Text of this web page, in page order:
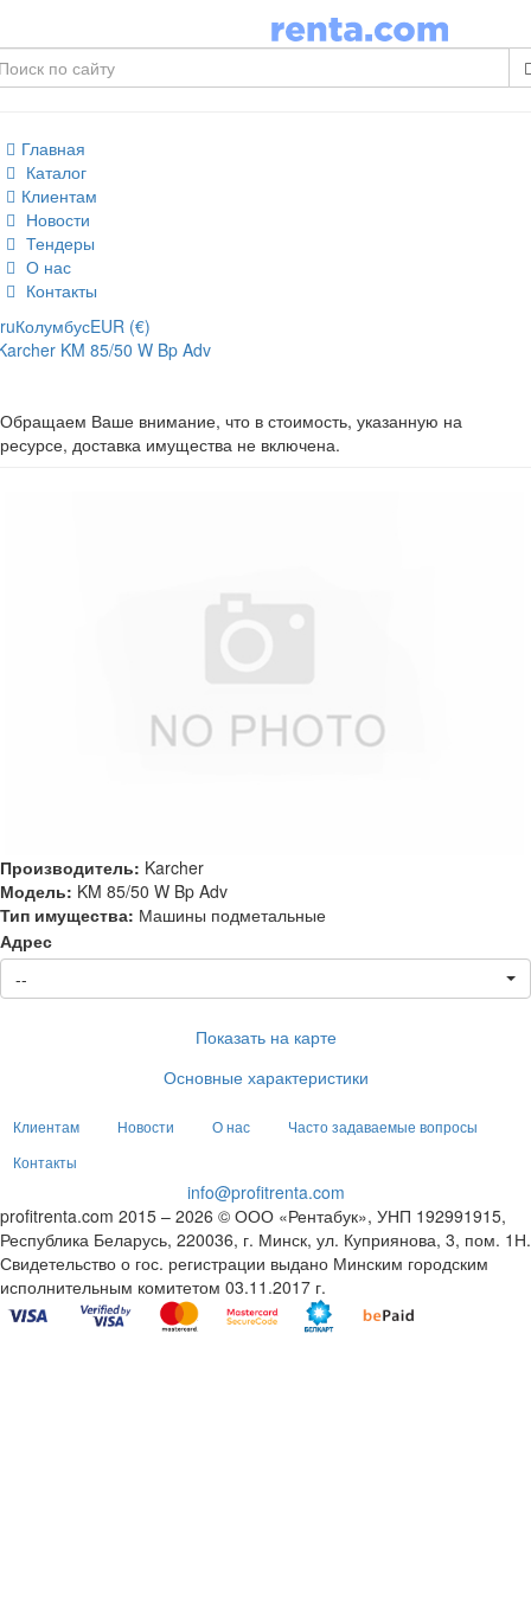
Главная
Каталог
Клиентам
Новости
Тендеры
О нас
Контакты
ruКолумбусEUR (€)
KM 85/50 W Bp Adv
Обращаем Ваше внимание, что в стоимость, указанную на
ресурсе, доставка имущества не включена.
Производитель: Karcher
Модель: KM 85/50 W Bp Adv
Тип имущества: Машины подметальные
Адрес
--
Показать на карте
Основные характеристики
Клиентам Новости О нас
Часто задаваемые вопросы
Контакты
info@profitrenta.com
profitrenta.com 2015 – 2026 © ООО «Рентабук», УНП 192991915,
Республика Беларусь, 220036, г. Минск, ул. Куприянова, 3, пом. 1Н.
Свидетельство о гос. регистрации выдано Минским городским
исполнительным комитетом 03.11.2017 г.